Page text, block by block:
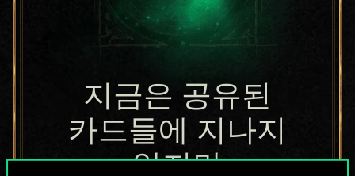
지금은 공유된
카드들에 지나지
않지만